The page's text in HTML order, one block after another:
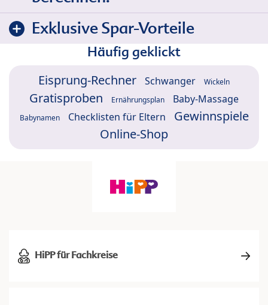
Exklusive Spar-Vorteile
Häufig geklickt
Eisprung-Rechner Schwanger Wickeln
Gratisproben Ernährungsplan Baby-Massage
Babynamen Checklisten für Eltern
Gewinnspiele
Online-Shop
HiPP für Fachkreise